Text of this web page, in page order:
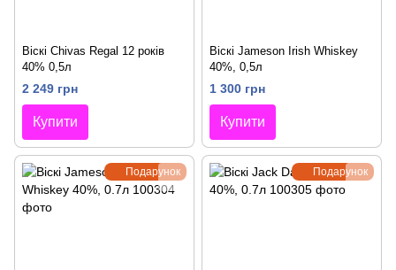
Віскі Chivas Regal 12 років
40% 0,5л
2 249 грн
Купити
Віскі Jameson Irish Whiskey
40%, 0,5л
1 300 грн
Купити
Подарунок Подарунок